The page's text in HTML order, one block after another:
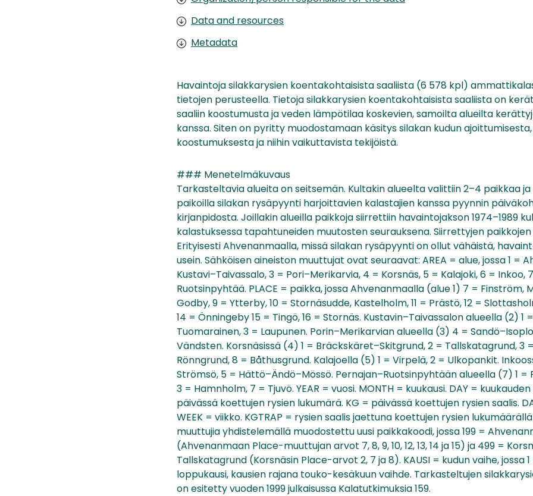
Data and resources
Metadata
Havaintoja silakkarysien koentakohtaisista saaliista (6 578 kpl)
tietojen perusteella. Tietoja silakkarysien koentakohtaisista saaliista on
saaliin koostumusta ja veden lämpötilaa koskevien, samoilta alueilta
kanssa. Siten on pyritty muodostamaan käsitys silakan kudun
koostumuksesta ja niihin vaikuttavista tekijöistä.
### Menetelmäkuvaus
Tarkasteltavia alueita on seitsemän. Kultakin alueelta valittiin 2–4 paikkaa
paikoilla silakan rysäpyynti harjoittavien kalastajien kanssa pyynnin
kirjanpidosta. Joillakin alueilla paikkoja siirrettiin havaintojakson 1974–1989
kalastuksessa tapahtuneiden muutosten seurauksena. Siirrettyjen
Erityisesti Ahvenanmaalla, missä silakan rysäpyynti on ollut vähäistä,
usein. Sähköisen aineiston muuttujat ovat seuraavat: AREA = alue, jossa 1 =
Kustavi–Taivassalo, 3 = Pori–Merikarvia, 4 = Korsnäs, 5 = Kalajoki, 6 = Inkoo,
Ruotsinpyhtää. PLACE = paikka, jossa Ahvenanmaalla (alue 1) 7 = Finström,
Godby, 9 = Ytterby, 10 = Stornäsudde, Kastelholm, 11 = Prästö, 12 =
14 = Önningeby 15 = Tingö, 16 = Stornäs. Kustavin–Taivassalon alueella (2) 1
Tuomarainen, 3 = Laupunen. Porin–Merikarvian alueella (3) 4 =
Vändsten. Korsnäsissä (4) 1 = Bräckskäret–Skitgrund, 2 = Tallskatagrund, 3
Rönngrund, 8 = Båthusgrund. Kalajoella (5) 1 = Virpelä, 2 = Ulkopankit.
Strömsö, 5 = Hättö–Ändö–Mössö. Pernajan–Ruotsinpyhtään alueella (7) 1 =
3 = Hamnholm, 7 = Tjuvö. YEAR = vuosi. MONTH = kuukausi. DAY =
päivässä koettujen rysien lukumärä. KG = päivässä koettujen rysien saalis.
WEEK = viikko. KGTRAP = rysien saalis jaettuna koettujen rysien
muuttujia yhdistelemällä muodostettu uusi paikkakoodi, jossa 199 =
(Ahvenanmaan Place-muuttujan arvot 7, 8, 9, 10, 12, 13, 14 ja 15) ja 499 =
Tallskatagrund (Korsnäsin Place-arvot 2, 7 ja 8). KAUSI = kudun vaihe, jossa
loppukausi, kausien rajana touko-kesäkuun vaihde. Tarkasteltujen
on esitetty vuoden 1999 julkaisussa Kalatutkimuksia 159.